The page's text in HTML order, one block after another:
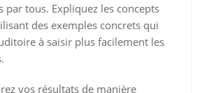
par tous. Expliquez les concepts
des exemples concrets qui
à saisir plus facilement les
vos résultats de manière